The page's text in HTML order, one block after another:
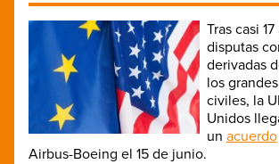
Tras casi
disputas
derivadas
los
civiles, la
Unidos
un acuerdo
Airbus-Boeing el 15 de junio.